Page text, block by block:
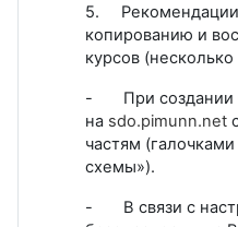
5. Рекомендации
копированию и
курсов (несколько
- При создании
на sdo.pimunn.net
частям
схемы»).
- В связи с